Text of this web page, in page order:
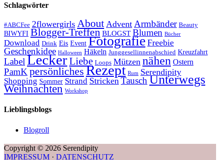
Schlagwörter
#ABCFee 2flowergirls About Advent Armbänder Beauty
BIWYFI Blogger-Treffen BLOGST Blumen Bücher
Download Drink Eis Event Fotografie Freebie
Geschenkidee Halloween Häkeln Junggesellinnenabschied Kreuzfahrt
LabelLeckerLiebe Loops Mützen nähen Ostern
PamKpersönliches Rezept Rum Serendipity
Shopping Sommer Strand Stricken TauschUnterwegs
Weihnachten Workshop
Lieblingsblogs
Blogroll
Copyright © 2026 Serendipity
IMPRESSUM · DATENSCHUTZ